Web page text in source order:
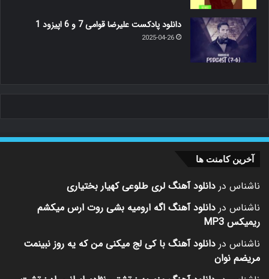
دانلود پادکست علیرضا قوامی 7 و 6 اپیزود 1
2025-04-26
آخرین کامنت ها
ناشناس در دانلود آهنگ لری طلوعی کهیار بختیاری
ناشناس در دانلود آهنگ اگه ارومیه بشی روت ارس میکشم
ریمیکس MP3
ناشناس در دانلود آهنگ با کی لج میکنی من که یه روز نبینمت
مریضم نوان